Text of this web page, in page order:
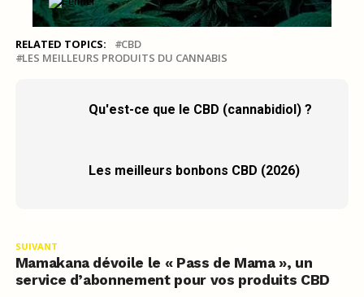
RELATED TOPICS:
CBD
LES MEILLEURS PRODUITS DU CANNABIS
Qu'est-ce que le CBD (cannabidiol) ?
Les meilleurs bonbons CBD (2026)
SUIVANT
Mamakana dévoile le « Pass de Mama », un
service d’abonnement pour vos produits CBD